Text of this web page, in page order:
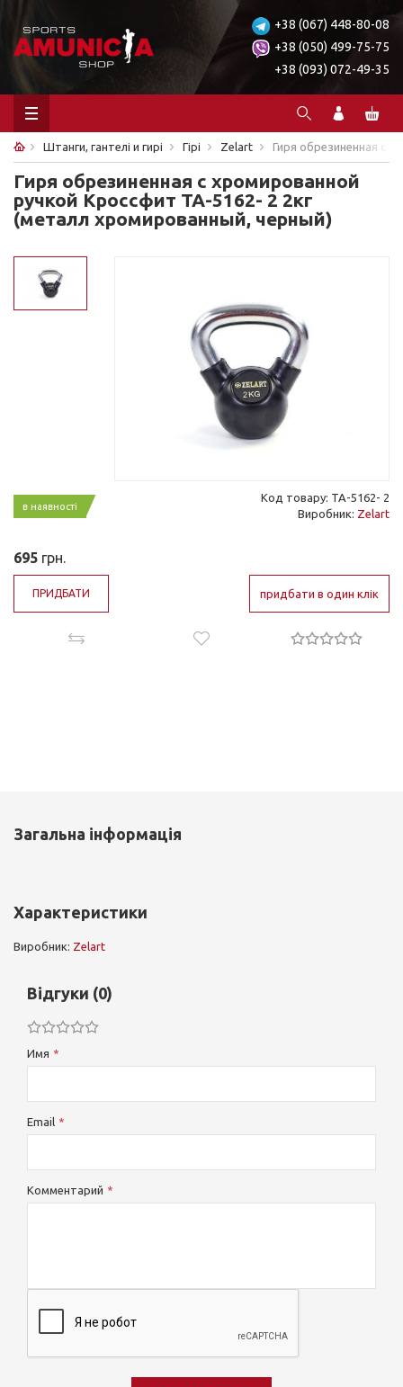
+38 (067) 448-80-08
+38 (050) 499-75-75
+38 (093) 072-49-35
Штанги, гантелі и гирі Гірі Zelart Гиря обрезиненная с
Гиря обрезиненная с хромированной
ручкой Кроссфит ТА-5162- 2 2кг
(металл хромированный, черный)
в наявності
Код товару: ТА-5162- 2
Виробник: Zelart
695 грн.
ПРИДБАТИ придбати в один клік
Загальна інформація
Характеристики
Виробник: Zelart
Відгуки (0)
Имя
Email
Комментарий